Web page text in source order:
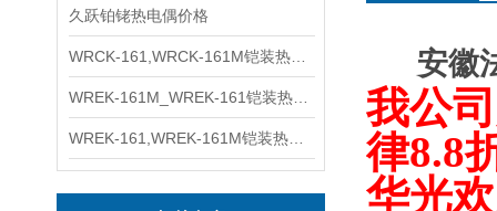
久跃铂铑热电偶价格
安徽
我公司
律8.8
华光